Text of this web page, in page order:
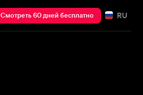
Смотреть 60 дней бесплатно RU